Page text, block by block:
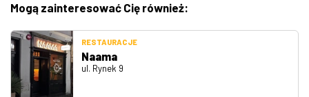
Mogą zainteresować Cię również:
RESTAURACJE
Naama
ul. Rynek 9